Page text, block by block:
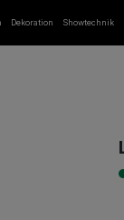
Dekoration Showtechnik